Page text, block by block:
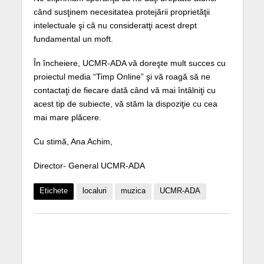
când susţinem necesitatea protejării proprietăţii
intelectuale şi că nu consideratţi acest drept
fundamental un moft.
În încheiere, UCMR-ADA vă doreşte mult succes cu
proiectul media “Timp Online” şi vă roagă să ne
contactaţi de fiecare dată când vă mai întâlniţi cu
acest tip de subiecte, vă stăm la dispoziţie cu cea
mai mare plăcere.
Cu stimă, Ana Achim,
Director- General UCMR-ADA
Etichete localuri muzica UCMR-ADA